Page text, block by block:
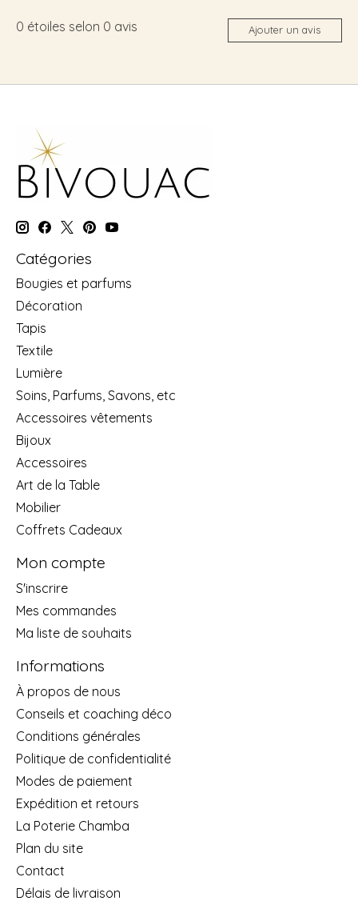
0 étoiles selon 0 avis Ajouter un avis
Catégories
Bougies et parfums
Décoration
Tapis
Textile
Lumière
Soins, Parfums, Savons, etc
Accessoires vêtements
Bijoux
Accessoires
Art de la Table
Mobilier
Coffrets Cadeaux
Mon compte
S'inscrire
Mes commandes
Ma liste de souhaits
Informations
À propos de nous
Conseils et coaching déco
Conditions générales
Politique de confidentialité
Modes de paiement
Expédition et retours
La Poterie Chamba
Plan du site
Contact
Délais de livraison